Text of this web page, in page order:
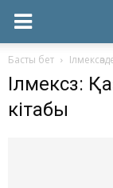
Басты бет
Ілмексөз:
кітабы